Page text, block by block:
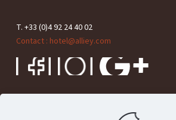
T. +33 (0)4 92 24 40 02
Contact : hotel@alliey.com
© 2024 Maison Alliey - Tous droits réservés |